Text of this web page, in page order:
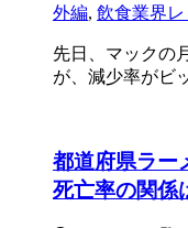
外編, 飲食業界レ
先日、マックの
が、減少率がビ
都道府県ラー
死亡率の関係